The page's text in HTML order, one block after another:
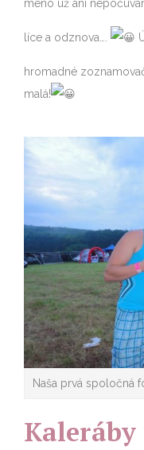
meno už ani
líce a odznova….
hromadné
malá!
Naša prvá spoločná